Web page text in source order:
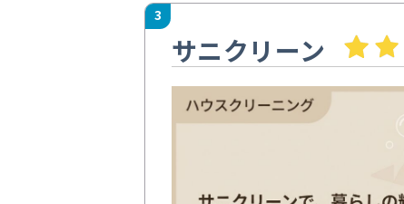
3
サニクリーン